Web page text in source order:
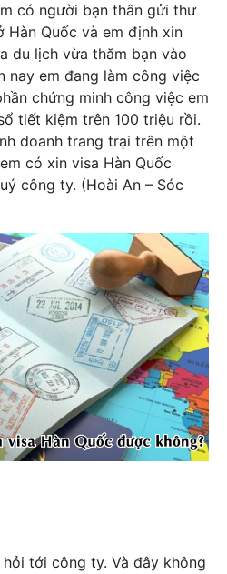
có người bạn thân gửi thư
Hàn Quốc và em định xin
du lịch vừa thăm bạn vào
nay em đang làm công việc
chứng minh công việc em
tiết kiệm trên 100 triệu rồi.
doanh trang trại trên một
có xin visa Hàn Quốc
công ty. (Hoài An – Sóc
tới công ty. Và đây không